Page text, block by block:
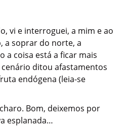
vi e interroguei, a mim e ao
a soprar do norte, a
a coisa está a ficar mais
cenário ditou afastamentos
endógena (leia-se
Bom, deixemos por
esplanada…